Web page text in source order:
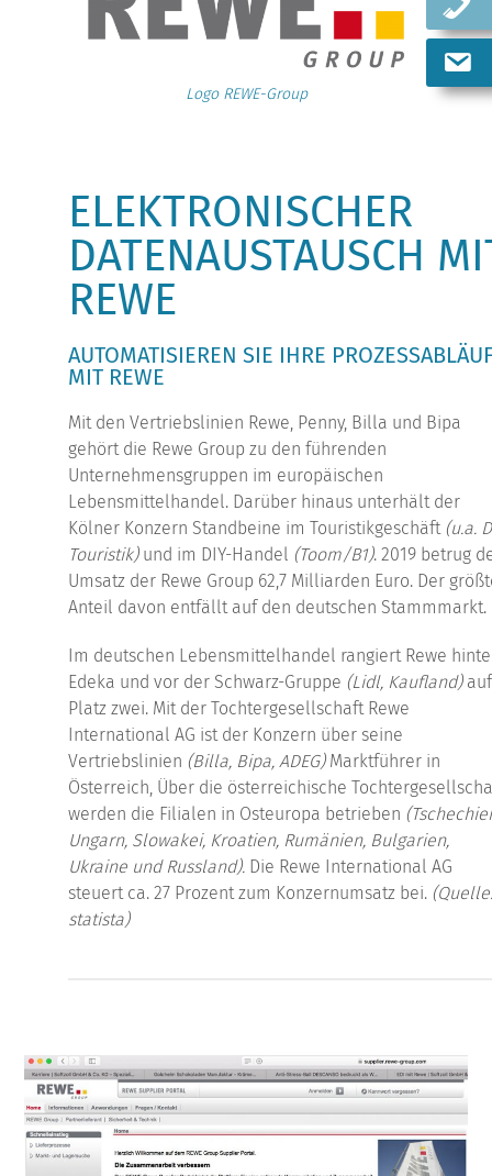
Logo REWE-Group
ELEKTRONISCHER
DATENAUSTAUSCH
REWE
AUTOMATISIEREN SIE IHRE
MIT REWE
Mit den Vertriebslinien Rewe, Penny, Billa und Bipa
gehört die Rewe Group zu den führenden
Unternehmensgruppen im europäischen
Lebensmittelhandel. Darüber hinaus unterhält der
Kölner Konzern Standbeine im Touristikgeschäft (u.a.
Touristik)und im DIY-Handel (Toom/B1). 2019 betrug
Umsatz der Rewe Group 62,7 Milliarden Euro. Der
Anteil davon entfällt auf den deutschen Stammmarkt.
Im deutschen Lebensmittelhandel rangiert Rewe
Edeka und vor der Schwarz-Gruppe (Lidl, Kaufland)auf
Platz zwei. Mit der Tochtergesellschaft Rewe
International AG ist der Konzern über seine
Vertriebslinien (Billa, Bipa, ADEG)Marktführer in
Österreich, Über die österreichische
werden die Filialen in Osteuropa betrieben
Ungarn, Slowakei, Kroatien, Rumänien, Bulgarien,
Ukraine und Russland). Die Rewe International AG
steuert ca. 27 Prozent zum Konzernumsatz bei.
statista)